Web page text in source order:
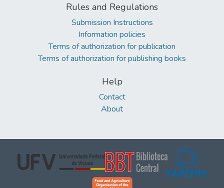
Rules and Regulations
Submission Instructions
Information policies
Terms of authorization for publication
Terms of authorization for publishing books
Help
Contact
About